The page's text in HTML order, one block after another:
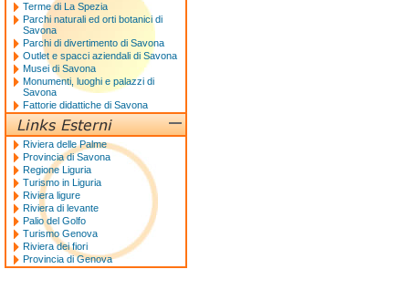
Terme di La Spezia
Parchi naturali ed orti botanici di
Savona
Parchi di divertimento di Savona
Outlet e spacci aziendali di Savona
Musei di Savona
Monumenti, luoghi e palazzi di
Savona
Fattorie didattiche di Savona
Riviera delle Palme
Provincia di Savona
Regione Liguria
Turismo in Liguria
Riviera ligure
Riviera di levante
Palio del Golfo
Turismo Genova
Riviera dei fiori
Provincia di Genova